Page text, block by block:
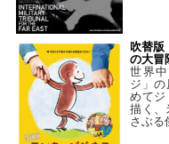
吹替版
の大
世界
ジ」
めてジ
描く、
さぶる